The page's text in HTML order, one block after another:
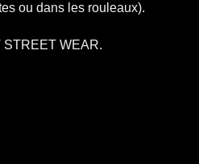
ou dans les rouleaux).
STREET WEAR.